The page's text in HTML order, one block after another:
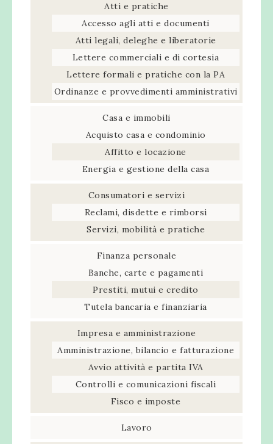
Atti e pratiche
Accesso agli atti e documenti
Atti legali, deleghe e liberatorie
Lettere commerciali e di cortesia
Lettere formali e pratiche con la PA
Ordinanze e provvedimenti amministrativi
Casa e immobili
Acquisto casa e condominio
Affitto e locazione
Energia e gestione della casa
Consumatori e servizi
Reclami, disdette e rimborsi
Servizi, mobilità e pratiche
Finanza personale
Banche, carte e pagamenti
Prestiti, mutui e credito
Tutela bancaria e finanziaria
Impresa e amministrazione
Amministrazione, bilancio e fatturazione
Avvio attività e partita IVA
Controlli e comunicazioni fiscali
Fisco e imposte
Lavoro